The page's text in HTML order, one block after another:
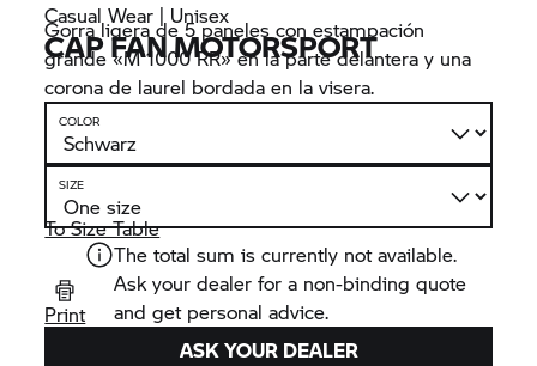
Casual Wear | Unisex
CAP FAN MOTORSPORT
Gorra ligera de 5 paneles con estampación
grande «M 1000 RR» en la parte delantera y una
corona de laurel bordada en la visera.
COLOR
SIZE
To Size Table
Print
The total sum is currently not available.
Ask your dealer for a non-binding quote
and get personal advice.
ASK YOUR DEALER